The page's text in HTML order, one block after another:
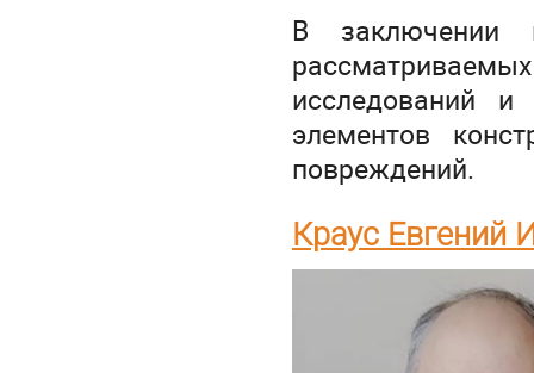
В заключении
исследований и
элементов
повреждений.
Краус Евгений